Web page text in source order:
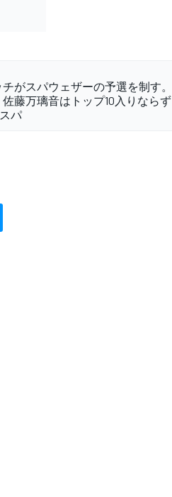
チがスパウェザーの予選を制す。
藤万璃音はトップ10入りならず
スパ